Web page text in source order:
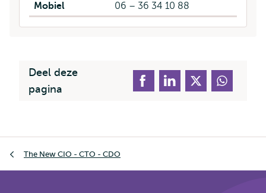
Mobiel
06 – 36 34 10 88
Deel deze
pagina
The New CIO - CTO - CDO